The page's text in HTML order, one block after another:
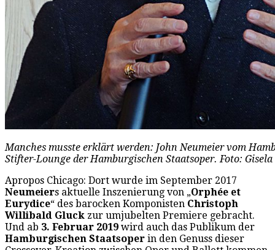
Manches musste erklärt werden: John Neumeier vom
Stifter-Lounge der Hamburgischen Staatsoper. Foto:
Apropos Chicago: Dort wurde im September 2017
Neumeiers aktuelle Inszenierung von „Orphée et
Eurydice“ des barocken Komponisten Christoph
Willibald Gluck zur umjubelten Premiere gebracht.
Und ab 3. Februar 2019 wird auch das Publikum der
Hamburgischen Staatsoper in den Genuss dieser